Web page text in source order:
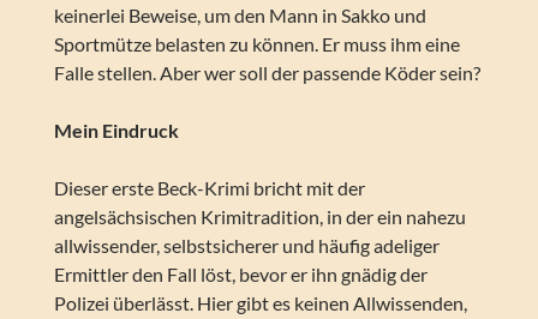
keinerlei Beweise, um den Mann in Sakko und
Sportmütze belasten zu können. Er muss ihm eine
Falle stellen. Aber wer soll der passende Köder sein?
Mein Eindruck
Dieser erste Beck-Krimi bricht mit der
angelsächsischen Krimitradition, in der ein nahezu
allwissender, selbstsicherer und häufig adeliger
Ermittler den Fall löst, bevor er ihn gnädig der
Polizei überlässt. Hier gibt es keinen Allwissenden,